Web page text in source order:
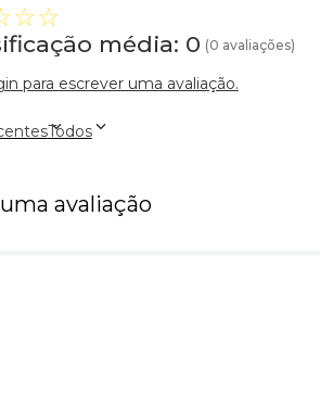
☆☆
média: 0 (0 avaliações)
para escrever uma avaliação.
Todos
avaliação